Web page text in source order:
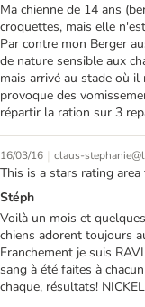
Ma chienne de 14 ans
croquettes, mais elle
Par contre mon Berger
de nature sensible aux
mais arrivé au stade où
provoque des
répartir la ration sur 3
16/03/16 | claus-
This is a stars rating
Stéph
Voilà un mois et
chiens adorent toujours
Franchement je suis
sang à été faites à
chaque, résultats!